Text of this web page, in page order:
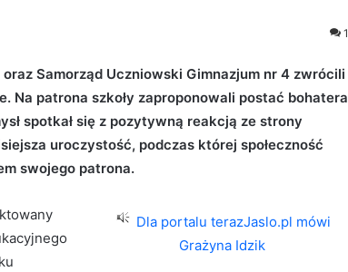
1
Samorząd Uczniowski Gimnazjum nr 4 zwrócili
Na patrona szkoły zaproponowali postać bohatera
spotkał się z pozytywną reakcją ze strony
uroczystość, podczas której społeczność
swojego patrona.
Dla portalu terazJaslo.pl mówi
Grażyna Idzik